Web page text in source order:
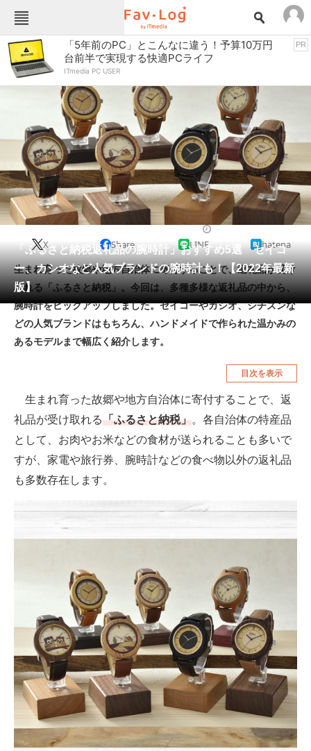
Fav-Logカテゴリー一覧
TOP アウトドア用品
インテリア・収納 おもちゃ・ホビー
キッチン家電
キッチン用品 ゲーム
コンテンツ・サービス スイーツ・お菓子
スポーツ・レジャー スマホ・携帯電話
パソコン・タブレット ファッション
ペット 家電
工具・DIY 本・DVD・CD
生活家電 生活用品
空調・季節家電 美容・コスメ
メディア
ITの今と未来を見通す
スマホと通信の最新トレンド
好きが集まる 比べて選べる
ビジネスと働き方のヒント
AI活用のいまが分かる
企業ITのトレンドを詳説
経営リーダーのコミュニティ
マーケ×ITの今がよく分かる
「5年前のPC」とこんなに違う！予算10万円
台前半で実現する快適PCライフ
ITmedia PC USER
PR
「ふるさと納税返礼品の腕時計」おすすめ5選 セイコ
ー、カシオなど人気ブランドの腕時計も！【2022年最新
版】
X Share LINE hatena
生まれ育った故郷や地方自治体に寄付することで、返礼品が受け
取れる「ふるさと納税」。今回は、多種多様な返礼品の中から、
腕時計をピックアップしました。セイコーやカシオ、シチズンな
どの人気ブランドはもちろん、ハンドメイドで作られた温かみの
あるモデルまで幅広く紹介します。
目次を表示
生まれ育った故郷や地方自治体に寄付することで、返
礼品が受け取れる「ふるさと納税」。各自治体の特産品
として、お肉やお米などの食材が送られることも多いで
すが、家電や旅行券、腕時計などの食べ物以外の返礼品
も多数存在します。